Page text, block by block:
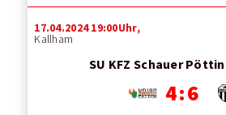
17.04.2024 19:00Uhr,
Kallham
SU KFZ Schauer
4 : 6